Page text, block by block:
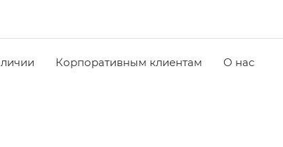
Корпоративным клиентам О нас